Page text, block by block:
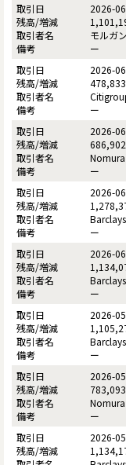
2026-
モルガ
ー
2026-
ー
2026-
ー
2026-
ー
2026-
ー
2026-
ー
2026-
ー
2026-